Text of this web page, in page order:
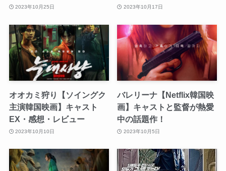
2023年10月25日 2023年10月17日
オオカミ狩り【ソイングク
主演韓国映画】キャスト
EX・感想・レビュー
2023年10月10日
バレリーナ【Netflix韓国映
画】キャストと監督が熱愛
中の話題作！
2023年10月5日